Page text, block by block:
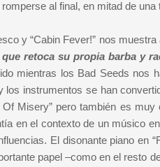
al final, en mitad de una
y “Cabin Fever!” nos
retoca su propia barba y
mientras los Bad Seeds nos
instrumentos se han
Misery” pero también es
en el contexto de un músico
El disonante piano en
papel –como en el resto